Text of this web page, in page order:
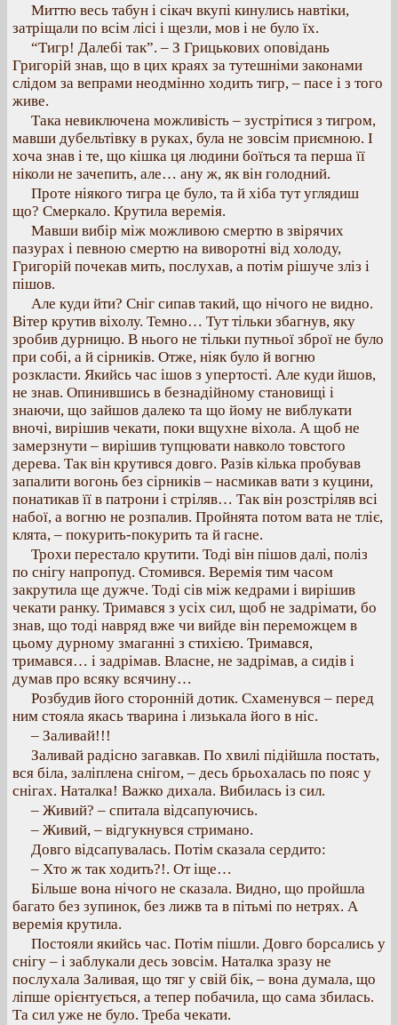
Миттю весь табун і сікач вкупі кинулись навтіки,
затріщали по всім лісі і щезли, мов і не було їх.
“Тигр! Далебі так”. – З Грицькових оповідань
Григорій знав, що в цих краях за тутешніми законами
слідом за вепрами неодмінно ходить тигр, – пасе і з того
живе.
Така невиключена можливість – зустрітися з тигром,
мавши дубельтівку в руках, була не зовсім приємною. І
хоча знав і те, що кішка ця людини боїться та перша її
ніколи не зачепить, але… ану ж, як він голодний.
Проте ніякого тигра це було, та й хіба тут углядиш
що? Смеркало. Крутила веремія.
Мавши вибір між можливою смертю в звірячих
пазурах і певною смертю на виворотні від холоду,
Григорій почекав мить, послухав, а потім рішуче зліз і
пішов.
Але куди йти? Сніг сипав такий, що нічого не видно.
Вітер крутив віхолу. Темно… Тут тільки збагнув, яку
зробив дурницю. В нього не тільки путньої зброї не було
при собі, а й сірників. Отже, ніяк було й вогню
розкласти. Якийсь час ішов з упертості. Але куди йшов,
не знав. Опинившись в безнадійному становищі і
знаючи, що зайшов далеко та що йому не виблукати
вночі, вирішив чекати, поки вщухне віхола. А щоб не
замерзнути – вирішив тупцювати навколо товстого
дерева. Так він крутився довго. Разів кілька пробував
запалити вогонь без сірників – насмикав вати з куцини,
понатикав її в патрони і стріляв… Так він розстріляв всі
набої, а вогню не розпалив. Пройнята потом вата не тліє,
клята, – покурить-покурить та й гасне.
Трохи перестало крутити. Тоді він пішов далі, поліз
по снігу напропуд. Стомився. Веремія тим часом
закрутила ще дужче. Тоді сів між кедрами і вирішив
чекати ранку. Тримався з усіх сил, щоб не задрімати, бо
знав, що тоді навряд вже чи вийде він переможцем в
цьому дурному змаганні з стихією. Тримався,
тримався… і задрімав. Власне, не задрімав, а сидів і
думав про всяку всячину…
Розбудив його сторонній дотик. Схаменувся – перед
ним стояла якась тварина і лизькала його в ніс.
– Заливай!!!
Заливай радісно загавкав. По хвилі підійшла постать,
вся біла, заліплена снігом, – десь брьохалась по пояс у
снігах. Наталка! Важко дихала. Вибилась із сил.
– Живий? – спитала відсапуючись.
– Живий, – відгукнувся стримано.
Довго відсапувалась. Потім сказала сердито:
– Хто ж так ходить?!. От іще…
Більше вона нічого не сказала. Видно, що пройшла
багато без зупинок, без лижв та в пітьмі по нетрях. А
веремія крутила.
Постояли якийсь час. Потім пішли. Довго борсались у
снігу – і заблукали десь зовсім. Наталка зразу не
послухала Заливая, що тяг у свій бік, – вона думала, що
ліпше орієнтується, а тепер побачила, що сама збилась.
Та сил уже не було. Треба чекати.